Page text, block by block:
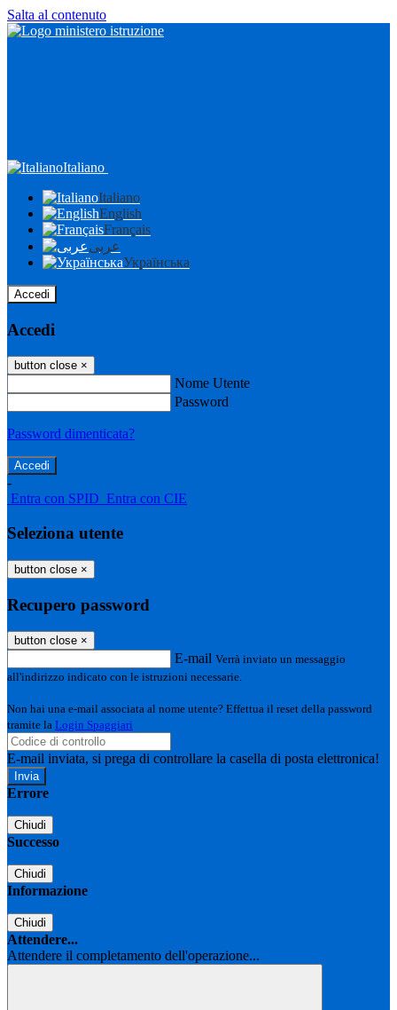
Salta al contenuto
Italiano
Italiano
English
Français
عربى
Українська
Accedi
Accedi
button close ×
Nome Utente
Password
Password dimenticata?
-
Entra con SPID Entra con CIE
Seleziona utente
button close ×
Recupero password
button close ×
E-mail Verrà inviato un messaggio
all'indirizzo indicato con le istruzioni necessarie.
Non hai una e-mail associata al nome utente? Effettua il reset della password
tramite la Login Spaggiari
E-mail inviata, si prega di controllare la casella di posta elettronica!
Errore
Chiudi
Successo
Chiudi
Informazione
Chiudi
Attendere...
Attendere il completamento dell'operazione...